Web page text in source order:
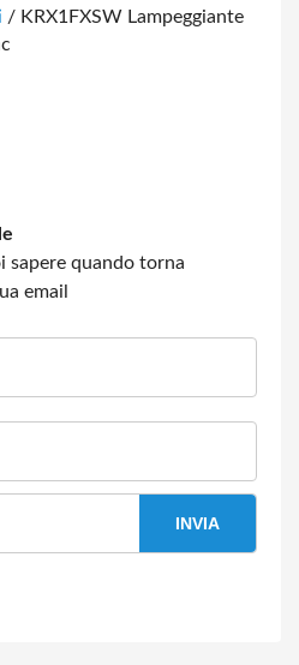
/ KRX1FXSW Lampeggiante
sapere quando torna
email
INVIA